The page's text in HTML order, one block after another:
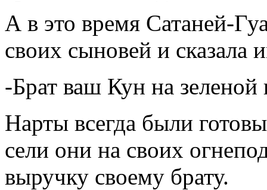
А в это время Сатаней-
своих сыновей и сказала
-Брат ваш Кун на зеленой
Нарты всегда были
сели они на своих
выручку своему брату.